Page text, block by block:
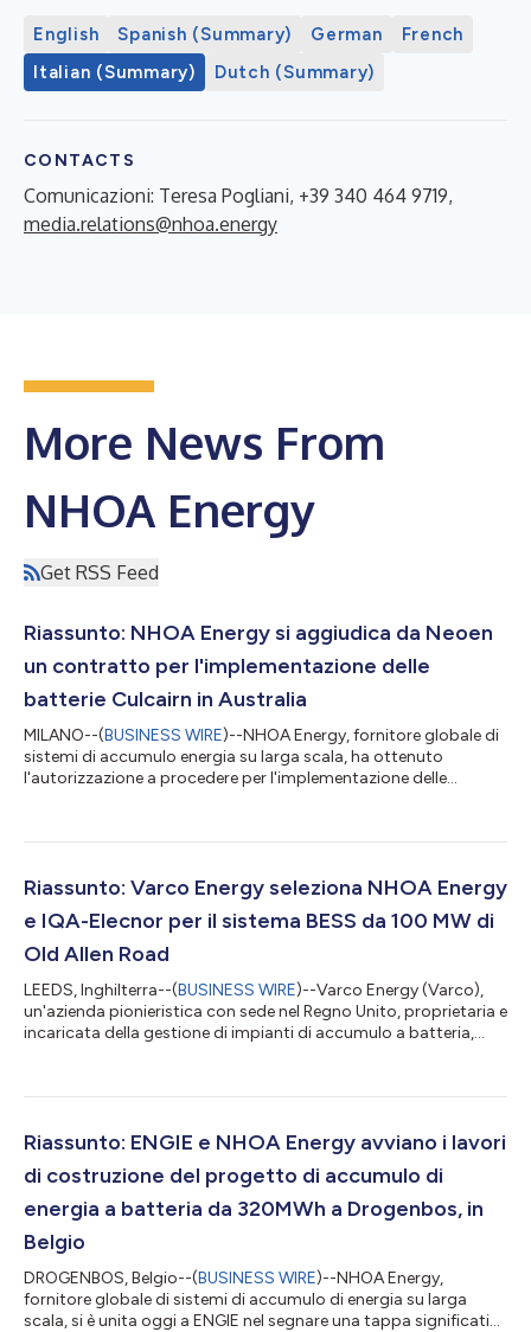
English Spanish (Summary) German
French
Italian (Summary)
Dutch (Summary)
CONTACTS
Comunicazioni: Teresa Pogliani, +39 340 464 9719,
media.relations@nhoa.energy
More News From
NHOA Energy
Get RSS Feed
Riassunto: NHOA Energy si aggiudica da Neoen
un contratto per l'implementazione delle
batterie Culcairn in Australia
MILANO--(BUSINESS WIRE)--NHOA Energy, fornitore globale di
sistemi di accumulo energia su larga scala, ha ottenuto
l'autorizzazione a procedere per l'implementazione delle
MWh nel Nuovo Galles del Sud (NSW), in Australia. L'iniziativa
energetica (EPC) in collaborazione con una joint venture tra
Riassunto: Varco Energy seleziona NHOA Energy
e IQA-Elecnor per il sistema BESS da 100 MW di
Old Allen Road
LEEDS, Inghilterra--(BUSINESS WIRE)--Varco Energy (Varco),
un'azienda pionieristica con sede nel Regno Unito, proprietaria e
incaricata della gestione di impianti di accumulo a batteria,
suo sistema di accumulo di energia a batteria (BESS) da
chiave: Il sistema BESS di Old Allen Road aggiunge 100 MW al
Riassunto: ENGIE e NHOA Energy avviano i lavori
di costruzione del progetto di accumulo di
energia a batteria da 320MWh a Drogenbos, in
Belgio
DROGENBOS, Belgio--(BUSINESS WIRE)--NHOA Energy,
fornitore globale di sistemi di accumulo di energia su larga
scala, si è unita oggi a ENGIE nel segnare una tappa significativa